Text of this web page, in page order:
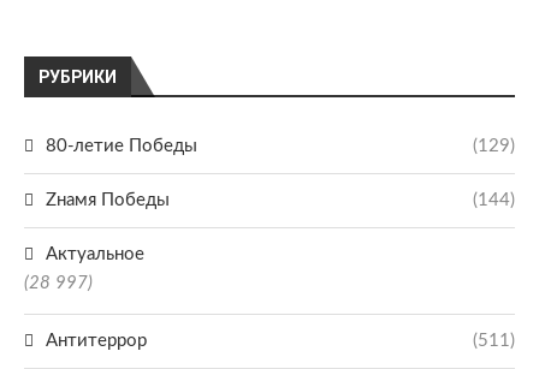
РУБРИКИ
80-летие Победы (129)
Zнамя Победы (144)
Актуальное
(28 997)
Антитеррор (511)